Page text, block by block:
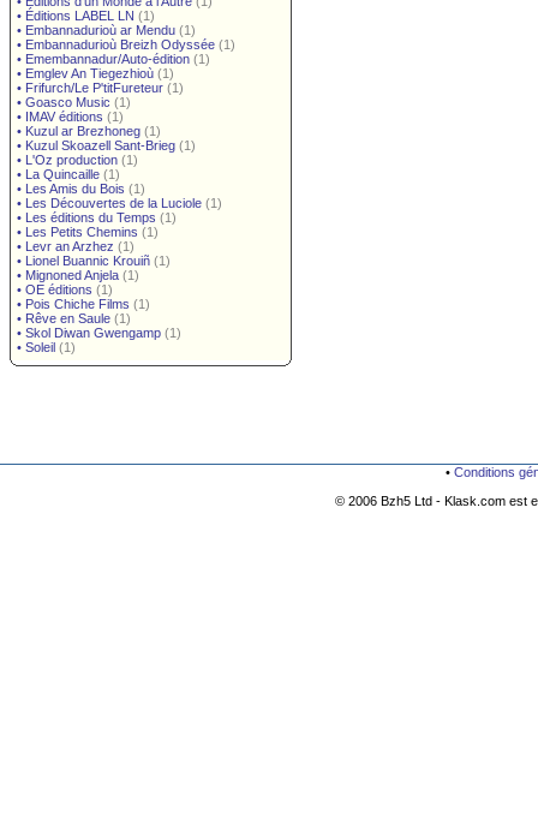
• Éditions LABEL LN (1)
• Embannadurioù ar Mendu (1)
• Embannadurioù Breizh Odyssée (1)
• Emembannadur/Auto-édition (1)
• Emglev An Tiegezhioù (1)
• Frifurch/Le P'titFureteur (1)
• Goasco Music (1)
• IMAV éditions (1)
• Kuzul ar Brezhoneg (1)
• Kuzul Skoazell Sant-Brieg (1)
• L'Oz production (1)
• La Quincaille (1)
• Les Amis du Bois (1)
• Les Découvertes de la Luciole (1)
• Les éditions du Temps (1)
• Les Petits Chemins (1)
• Levr an Arzhez (1)
• Lionel Buannic Krouiñ (1)
• Mignoned Anjela (1)
• OE éditions (1)
• Pois Chiche Films (1)
• Rêve en Saule (1)
• Skol Diwan Gwengamp (1)
• Soleil (1)
• Conditions
© 2006 Bzh5 Ltd - Klask.com est